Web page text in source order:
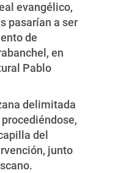
evangélico,
pasarían a ser
de
en
Pablo
delimitada
del
junto